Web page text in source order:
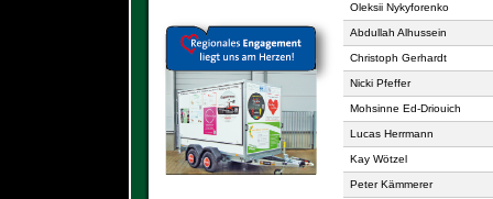
Oleksii Nykyforenko
Abdullah Alhussein
Christoph Gerhardt
Nicki Pfeffer
Mohsinne Ed-Driouich
Lucas Herrmann
Kay Wötzel
Peter Kämmerer